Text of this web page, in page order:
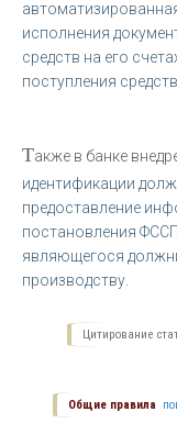
исполнения
средств на его
поступления
Также в банке
идентификации
предоставление
постановления
являющегося
производству.
Цитирование
Общие правила